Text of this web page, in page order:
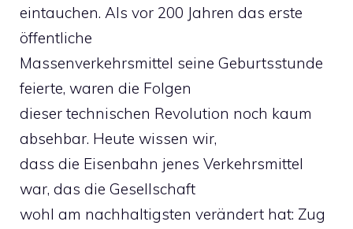
eintauchen. Als vor 200 Jahren das erste
öffentliche
Massenverkehrsmittel seine Geburtsstunde
feierte, waren die Folgen
dieser technischen Revolution noch kaum
absehbar. Heute wissen wir,
dass die Eisenbahn jenes Verkehrsmittel
war, das die Gesellschaft
wohl am nachhaltigsten verändert hat: Zug